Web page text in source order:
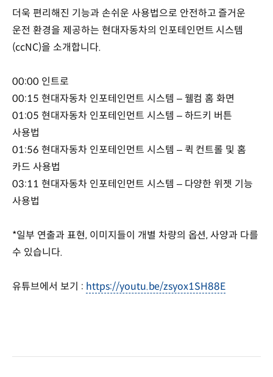
더욱 편리해진 기능과 손쉬운 사용법으로 안전하고 즐거운
운전 환경을 제공하는 현대자동차의 인포테인먼트 시스템
(ccNC)을 소개합니다.
00:00 인트로
00:15 현대자동차 인포테인먼트 시스템 – 웰컴 홈 화면
01:05 현대자동차 인포테인먼트 시스템 – 하드키 버튼
사용법
01:56 현대자동차 인포테인먼트 시스템 – 퀵 컨트롤 및 홈
카드 사용법
03:11 현대자동차 인포테인먼트 시스템 – 다양한 위젯 기능
사용법
*일부 연출과 표현, 이미지들이 개별 차량의 옵션, 사양과 다를
수 있습니다.
유튜브에서 보기 : https://youtu.be/zsyox1SH88E